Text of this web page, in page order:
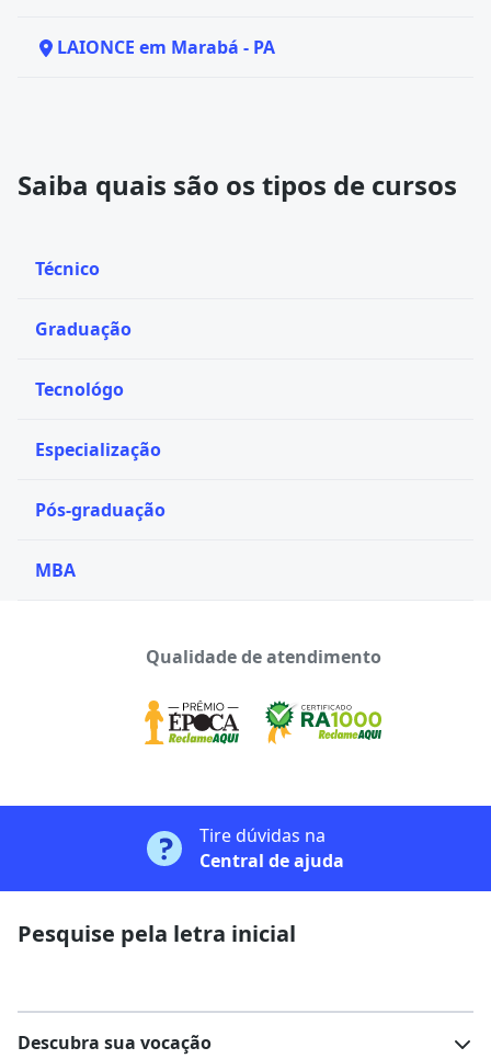
LAIONCE em Marabá - PA
Saiba quais são os tipos de cursos
Técnico
Graduação
Tecnológo
Especialização
Pós-graduação
MBA
Qualidade de atendimento
Tire dúvidas na
Central de ajuda
Pesquise pela letra inicial
Descubra sua vocação